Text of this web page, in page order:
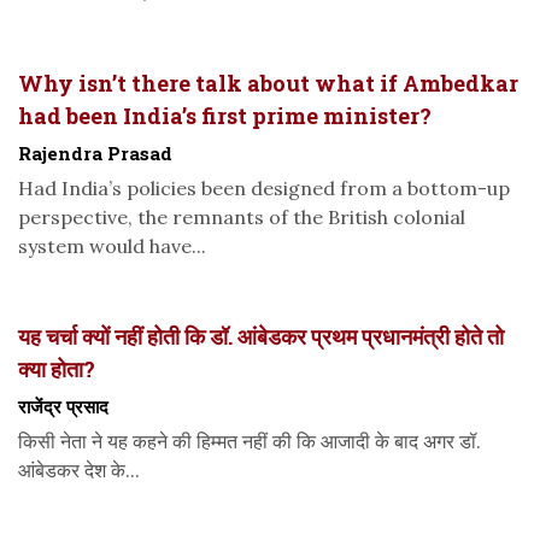
Why isn’t there talk about what if Ambedkar
had been India’s first prime minister?
Rajendra Prasad
Had India’s policies been designed from a bottom-up
perspective, the remnants of the British colonial
system would have...
यह चर्चा क्यों नहीं होती कि डॉ. आंबेडकर प्रथम प्रधानमंत्री होते तो
क्या होता?
राजेंद्र प्रसाद
किसी नेता ने यह कहने की हिम्मत नहीं की कि आजादी के बाद अगर डॉ.
आंबेडकर देश के...